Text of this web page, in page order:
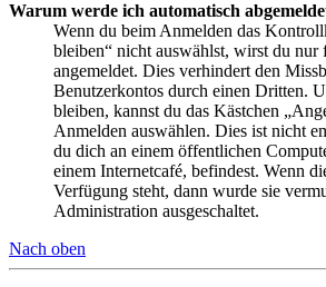
Warum werde ich automatisch
Wenn du beim Anmelden das
bleiben“ nicht auswählst, wirst du nur
angemeldet. Dies verhindert den
Benutzerkontos durch einen Dritten.
bleiben, kannst du das Kästchen
Anmelden auswählen. Dies ist nicht
du dich an einem öffentlichen
einem Internetcafé, befindest. Wenn
Verfügung steht, dann wurde sie
Administration ausgeschaltet.
Nach oben